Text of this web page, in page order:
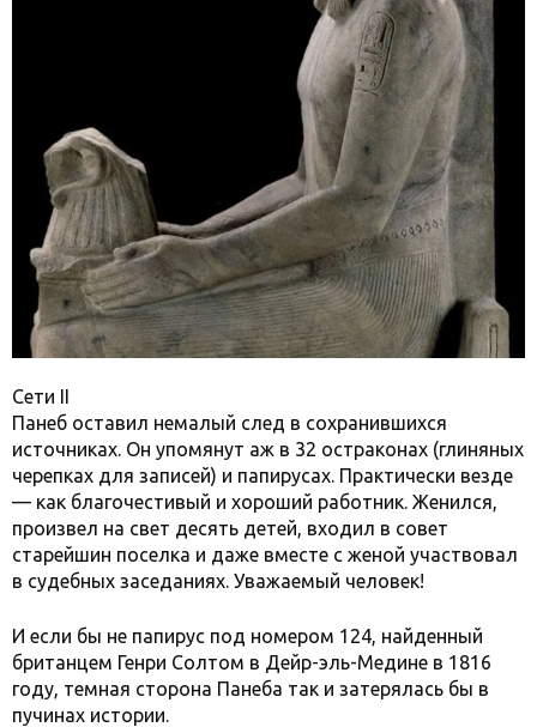
Сети II
Панеб оставил немалый след в сохранившихся
источниках. Он упомянут аж в 32 остраконах (глиняных
черепках для записей) и папирусах. Практически везде
— как благочестивый и хороший работник. Женился,
произвел на свет десять детей, входил в совет
старейшин поселка и даже вместе с женой участвовал
в судебных заседаниях. Уважаемый человек!
И если бы не папирус под номером 124, найденный
британцем Генри Солтом в Дейр-эль-Медине в 1816
году, темная сторона Панеба так и затерялась бы в
пучинах истории.